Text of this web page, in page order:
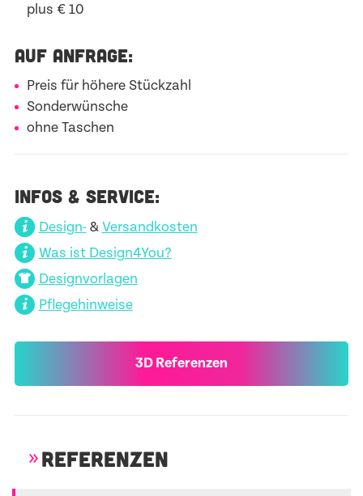
plus € 10
AUF ANFRAGE:
Preis für höhere Stückzahl
Sonderwünsche
ohne Taschen
INFOS & SERVICE:
Design-& Versandkosten
Was ist Design4You?
Designvorlagen
Pflegehinweise
3D Referenzen
REFERENZEN